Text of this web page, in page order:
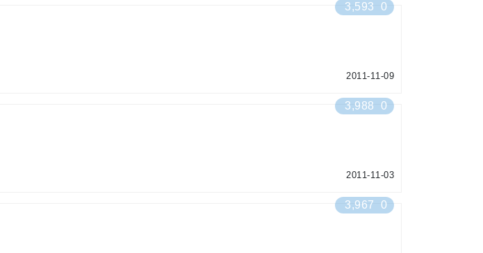
3,593 0
2011-11-09
3,988 0
2011-11-03
3,967 0